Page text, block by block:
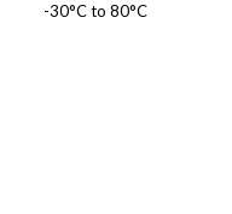
-30°C to 80°C